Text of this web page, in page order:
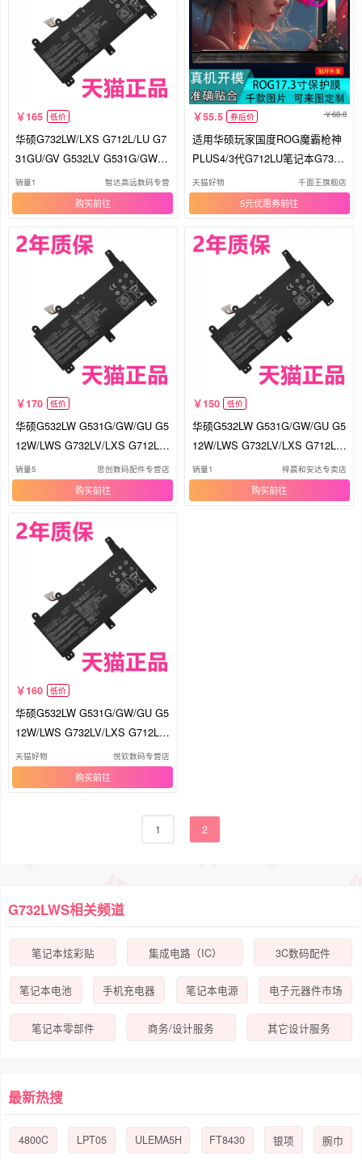
165 低价
华硕G732LW/LXS G712L/LU G7
31GU/GV G532LV G531G/GW电
脑G512W/LWS魔霸4plus原装RO
G笔记本C41N1731-1-2电池
销量1 智达高远数码专营
购买
55.5 券后价 68.8
适用华硕玩家国度ROG魔霸枪神
PLUS4/3代G712LU笔记本G732/
532LWS电脑G731贴膜S7DU/DV
炫彩色GT外壳贴纸保护膜
天猫好物 千面王旗舰店
5元优惠券
170 低价
华硕G532LW G531G/GW/GU G5
12W/LWS G732LV/LXS G712L/L
U电脑G731GV魔霸4plus原装C41
N1731-2-1笔记本ROG电池
销量5 思创数码配件专营店
购买
150 低价
华硕G532LW G531G/GW/GU G5
12W/LWS G732LV/LXS G712L/L
U电脑G731GV魔霸4plus原装C41
N1731-2-1笔记本ROG电池
销量1 梓晨和安达专卖店
购买
160 低价
华硕G532LW G531G/GW/GU G5
12W/LWS G732LV/LXS G712L/L
U电脑G731GV魔霸4plus原装C41
N1731-2-1笔记本ROG电池
天猫好物 悦钦数码专营店
购买
1 2
G732LWS相关频道
笔记本炫彩贴 集成电路（IC） 3C数码配件
笔记本电池 手机充电器 笔记本电源 电子元器件市场
笔记本零部件 商务/设计服务 其它设计服务
最新热搜
4800C LPT05 ULEMA5H FT8430 银项 腕巾